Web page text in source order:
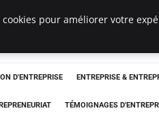
D'ENTREPRISE ENTREPRISE &
TÉMOIGNAGES
pour améliorer votre